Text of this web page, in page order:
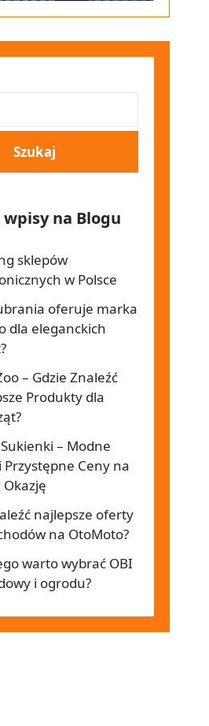
na Blogu
sklepów
w Polsce
oferuje marka
dla eleganckich
– Gdzie Znaleźć
Produkty dla
– Modne
Przystępne Ceny na
Okazję
najlepsze oferty
na OtoMoto?
warto wybrać OBI
i ogrodu?